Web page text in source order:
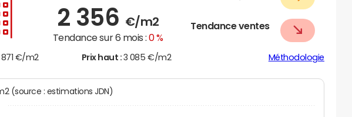
2 356 €/m2
Tendance sur 6 mois :0 %
Tendance ventes
1 871 €/m2 Prix haut : 3 085 €/m2 Méthodologie
Prix au m2 (source : estimations JDN)